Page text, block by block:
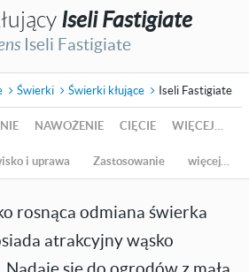
Iseli Fastigiate
Iseli Fastigiate
Świerki Świerki kłujące Iseli Fastigiate
NAWOŻENIE CIĘCIE WIĘCEJ…
i uprawa Zastosowanie więcej…
rosnąca odmiana świerka
atrakcyjny wąsko
się do ogrodów z małą